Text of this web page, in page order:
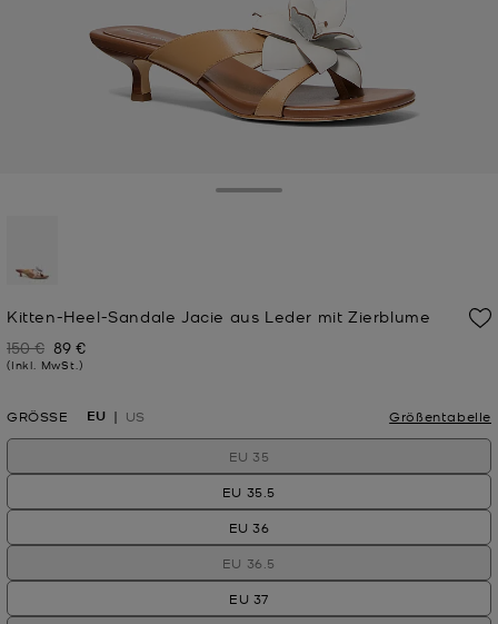
Kitten-Heel-Sandale Jacie aus Leder mit Zierblume
Zuvor
150 € Jetzt
89 €
(Inkl. MwSt.)
GRÖSSE EU US Größentabelle
EU 35
EU 35.5
EU 36
EU 36.5
EU 37